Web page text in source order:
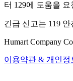
터 129에 도움을
긴급 신고는 119
Humart Company
이용약관 & 개인정